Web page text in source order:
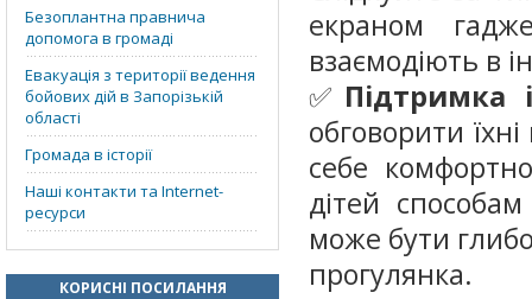
Безоплантна правнича
допомога в громаді
Евакуація з території ведення
бойових дій в Запорізькій
області
Громада в історії
Наші контакти та Internet-
ресурси
КОРИСНІ ПОСИЛАННЯ
екраном
взаємодіють в
✅ Підтримка
обговорити
себе
дітей
може бути
прогулянка.